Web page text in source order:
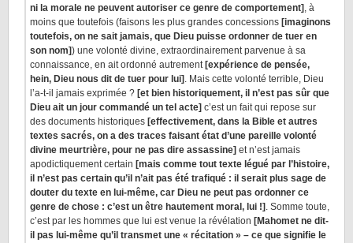
ni la morale ne peuvent autoriser ce genre de comportement] , à
moins que toutefois (faisons les plus grandes concessions [imaginons
toutefois, on ne sait jamais, que Dieu puisse ordonner de tuer en
son nom]) une volonté divine, extraordinairement parvenue à sa
connaissance, en ait ordonné autrement [expérience de pensée,
hein, Dieu nous dit de tuer pour lui] . Mais cette volonté terrible, Dieu
l’a-t-il jamais exprimée ? [et bien historiquement, il n’est pas sûr que
Dieu ait un jour commandé un tel acte] c’est un fait qui repose sur
des documents historiques [effectivement, dans la Bible et autres
textes sacrés, on a des traces faisant état d’une pareille volonté
divine meurtrière, pour ne pas dire assassine] et n’est jamais
apodictiquement certain [mais comme tout texte légué par l’histoire,
il n’est pas certain qu’il n’ait pas été trafiqué : il serait plus sage de
douter du texte en lui-même, car Dieu ne peut pas ordonner ce
genre de chose : c’est un être hautement moral, lui !] . Somme toute,
c’est par les hommes que lui est venue la révélation [Mahomet ne dit-
il pas lui-même qu’il transmet une « récitation » – ce que signifie le